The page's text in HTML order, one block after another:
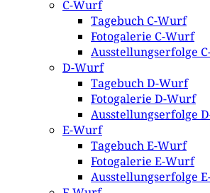
C-Wurf
Tagebuch C-Wurf
Fotogalerie C-Wurf
Ausstellungserfolge
D-Wurf
Tagebuch D-Wurf
Fotogalerie D-Wurf
Ausstellungserfolge
E-Wurf
Tagebuch E-Wurf
Fotogalerie E-Wurf
Ausstellungserfolge